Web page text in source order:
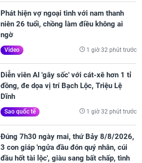
Phát hiện vợ ngoại tình với nam thanh
niên 26 tuổi, chồng làm điều không ai
ngờ
Video 1 giờ 32 phút trước
Diễn viên AI 'gây sốc' với cát-xê hơn 1 tỉ
đồng, đe dọa vị trí Bạch Lộc, Triệu Lệ
Dĩnh
Sao quốc tế 1 giờ 32 phút trước
Đúng 7h30 ngày mai, thứ Bảy 8/8/2026,
3 con giáp 'ngửa đầu đón quý nhân, cúi
đầu hốt tài lộc', giàu sang bất chấp, tình